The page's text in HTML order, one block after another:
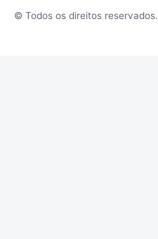
© Todos os direitos reservados.